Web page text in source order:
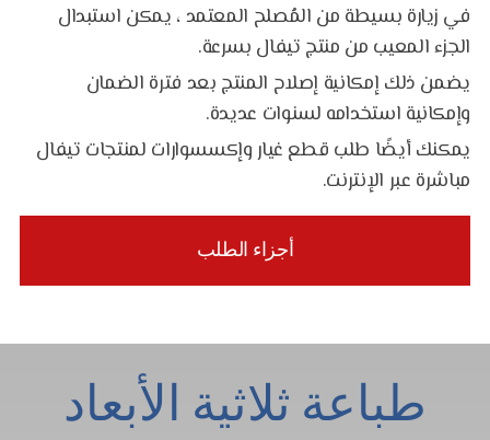
في زيارة بسيطة من المُصلح المعتمد ، يمكن استبدال
الجزء المعيب من منتج تيفال بسرعة.
يضمن ذلك إمكانية إصلاح المنتج بعد فترة الضمان
وإمكانية استخدامه لسنوات عديدة.
يمكنك أيضًا طلب قطع غيار وإكسسوارات لمنتجات تيفال
مباشرة عبر الإنترنت.
أجزاء الطلب
طباعة ثلاثية الأبعاد